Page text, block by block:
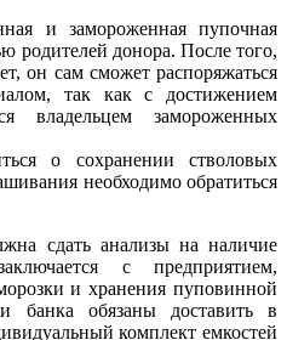
и замороженная пупочная
родителей донора. После того,
он сам сможет распоряжаться
так как с достижением
владельцем замороженных
о сохранении стволовых
необходимо обратиться
сдать анализы на наличие
с предприятием,
и хранения пуповинной
банка обязаны доставить в
комплект емкостей